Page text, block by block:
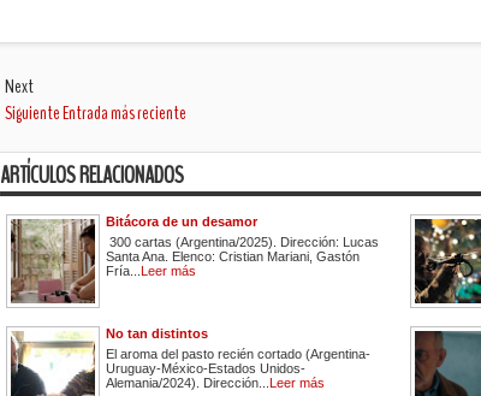
Next
Siguiente Entrada más reciente
ARTÍCULOS RELACIONADOS
Bitácora de un desamor
300 cartas (Argentina/2025). Dirección: Lucas
Santa Ana. Elenco: Cristian Mariani, Gastón
Fría... Leer más
No tan distintos
El aroma del pasto recién cortado (Argentina-
Uruguay-México-Estados Unidos-
Alemania/2024). Dirección... Leer más